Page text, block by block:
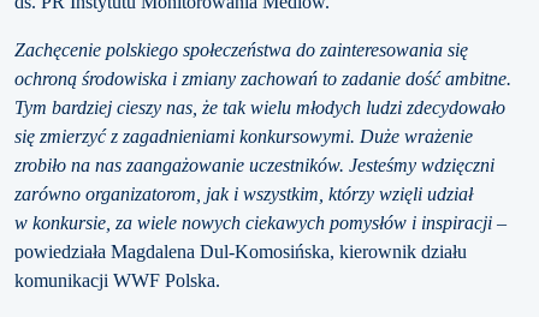
Zachęcenie polskiego społeczeństwa do zainteresowania się
ochroną środowiska i zmiany zachowań to zadanie dość ambitne.
Tym bardziej cieszy nas, że tak wielu młodych ludzi zdecydowało
się zmierzyć z zagadnieniami konkursowymi. Duże wrażenie
zrobiło na nas zaangażowanie uczestników. Jesteśmy wdzięczni
zarówno organizatorom, jak i wszystkim, którzy wzięli udział
w konkursie, za wiele nowych ciekawych pomysłów i inspiracji –
powiedziała Magdalena Dul-Komosińska, kierownik działu
komunikacji WWF Polska.